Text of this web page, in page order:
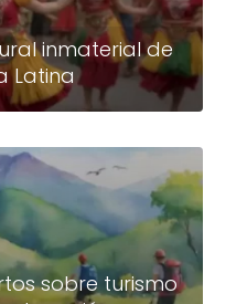
inmaterial de
Latina
sobre turismo